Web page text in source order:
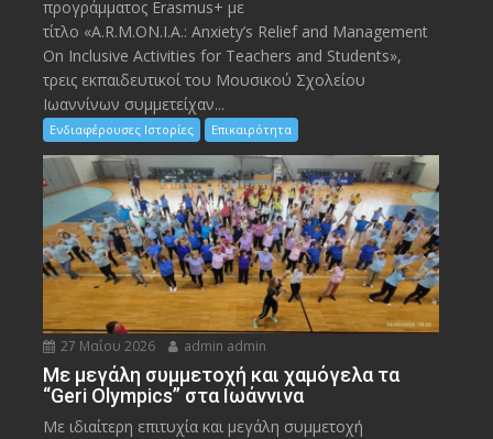
προγράμματος Erasmus+ με
τίτλο «A.R.M.ON.I.A.: Anxiety’s Relief and Management
On Inclusive Activities for Teachers and Students»,
τρεις εκπαιδευτικοί του Μουσικού Σχολείου
Ιωαννίνων συμμετείχαν...
Ενδιαφέρουσες Ιστορίες Επικαιρότητα
27 Μαΐου 2026 admin admin
Με μεγάλη συμμετοχή και χαμόγελα τα
“Geri Olympics” στα Ιωάννινα
Με ιδιαίτερη επιτυχία και μεγάλη συμμετοχή